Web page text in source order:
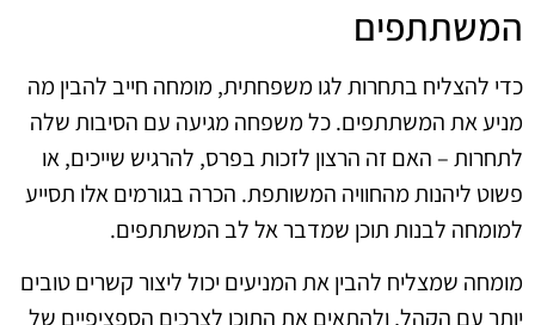
המשתתפים
כדי להצליח בתחרות לגו משפחתית, מומחה חייב להבין מה
מניע את המשתתפים. כל משפחה מגיעה עם הסיבות שלה
לתחרות – האם זה הרצון לזכות בפרס, להרגיש שייכים, או
פשוט ליהנות מהחוויה המשותפת. הכרה בגורמים אלו תסייע
למומחה לבנות תוכן שמדבר אל לב המשתתפים.
מומחה שמצליח להבין את המניעים יכול ליצור קשרים טובים
יותר עם הקהל, ולהתאים את התוכן לצרכים הספציפיים של